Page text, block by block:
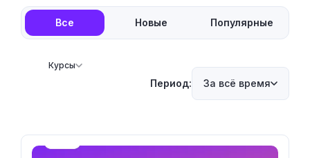
Все Новые Популярные
Курсы
Период: За всё время